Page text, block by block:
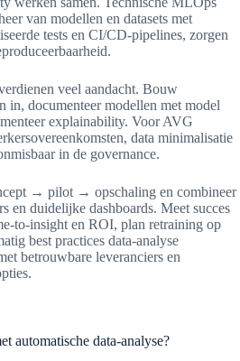
van modellen en datasets met
tests en CI/CD-pipelines, zorgen
veel aandacht. Bouw
in, documenteer modellen met model
explainability. Voor AVG
data minimalisatie
in de governance.
→ pilot → opschaling en combineer
en duidelijke dashboards. Meet succes
to-insight en ROI, plan retraining op
best practices data-analyse
betrouwbare leveranciers en
automatische data-analyse?